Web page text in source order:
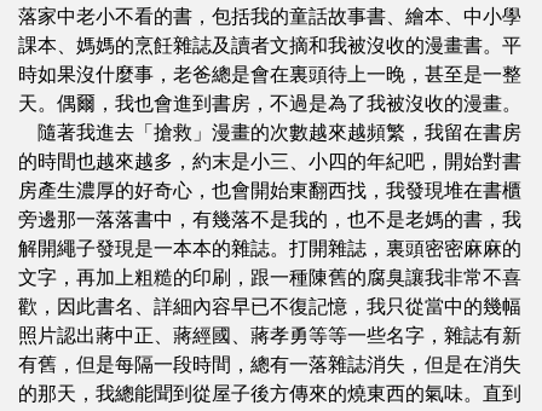
落家中老小不看的書，包括我的童話故事書、繪本、中小學
課本、媽媽的烹飪雜誌及讀者文摘和我被沒收的漫畫書。平
時如果沒什麼事，老爸總是會在裏頭待上一晚，甚至是一整
天。偶爾，我也會進到書房，不過是為了我被沒收的漫畫。
隨著我進去「搶救」漫畫的次數越來越頻繁，我留在書房
的時間也越來越多，約末是小三、小四的年紀吧，開始對書
房產生濃厚的好奇心，也會開始東翻西找，我發現堆在書櫃
旁邊那一落落書中，有幾落不是我的，也不是老媽的書，我
解開繩子發現是一本本的雜誌。打開雜誌，裏頭密密麻麻的
文字，再加上粗糙的印刷，跟一種陳舊的腐臭讓我非常不喜
歡，因此書名、詳細內容早已不復記憶，我只從當中的幾幅
照片認出蔣中正、蔣經國、蔣孝勇等等一些名字，雜誌有新
有舊，但是每隔一段時間，總有一落雜誌消失，但是在消失
的那天，我總能聞到從屋子後方傳來的燒東西的氣味。直到